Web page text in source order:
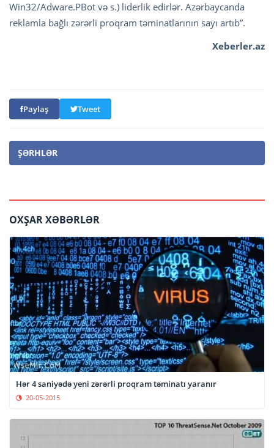
Win32/Adware.PBot və s.) liderlik edirlər. Azərbaycanda
reklamla bağlı zərərli proqram təminatlarının sayı artıb”.
Xeberler.az
Paylaş Tweet
ŞƏRHLƏR
OXŞAR XƏBƏRLƏR
Hər 4 saniyədə yeni zərərli proqram təminatı yaranır
20-05-2015